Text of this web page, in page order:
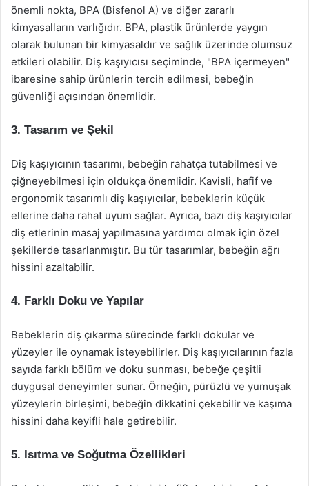
önemli nokta, BPA (Bisfenol A) ve diğer zararlı
kimyasalların varlığıdır. BPA, plastik ürünlerde yaygın
olarak bulunan bir kimyasaldır ve sağlık üzerinde olumsuz
etkileri olabilir. Diş kaşıyıcısı seçiminde, "BPA içermeyen"
ibaresine sahip ürünlerin tercih edilmesi, bebeğin
güvenliği açısından önemlidir.
3. Tasarım ve Şekil
Diş kaşıyıcının tasarımı, bebeğin rahatça tutabilmesi ve
çiğneyebilmesi için oldukça önemlidir. Kavisli, hafif ve
ergonomik tasarımlı diş kaşıyıcılar, bebeklerin küçük
ellerine daha rahat uyum sağlar. Ayrıca, bazı diş kaşıyıcılar
diş etlerinin masaj yapılmasına yardımcı olmak için özel
şekillerde tasarlanmıştır. Bu tür tasarımlar, bebeğin ağrı
hissini azaltabilir.
4. Farklı Doku ve Yapılar
Bebeklerin diş çıkarma sürecinde farklı dokular ve
yüzeyler ile oynamak isteyebilirler. Diş kaşıyıcılarının fazla
sayıda farklı bölüm ve doku sunması, bebeğe çeşitli
duygusal deneyimler sunar. Örneğin, pürüzlü ve yumuşak
yüzeylerin birleşimi, bebeğin dikkatini çekebilir ve kaşıma
hissini daha keyifli hale getirebilir.
5. Isıtma ve Soğutma Özellikleri